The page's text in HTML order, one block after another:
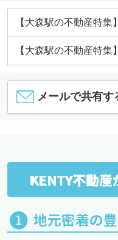
【大森駅の不動産特
【大森駅の不動産特集
メールで共有す
KENTY不動
地元密着の